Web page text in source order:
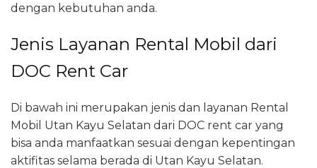
dengan kebutuhan anda.
Jenis Layanan Rental Mobil dari
DOC Rent Car
Di bawah ini merupakan jenis dan layanan Rental
Mobil Utan Kayu Selatan dari DOC rent car yang
bisa anda manfaatkan sesuai dengan kepentingan
aktifitas selama berada di Utan Kayu Selatan.